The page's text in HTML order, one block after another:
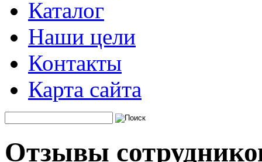
Каталог
Наши цели
Контакты
Карта сайта
Отзывы